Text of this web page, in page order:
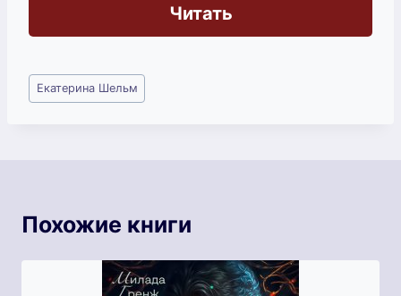
Читать
Метки
записи:
Екатерина Шельм
Похожие книги